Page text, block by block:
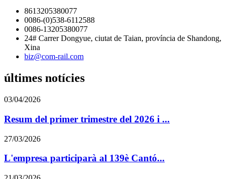
8613205380077
0086-(0)538-6112588
0086-13205380077
24# Carrer Dongyue, ciutat de Taian, província de Shandong,
Xina
biz@com-rail.com
últimes notícies
03/04/2026
Resum del primer trimestre del 2026 i ...
27/03/2026
L'empresa participarà al 139è Cantó...